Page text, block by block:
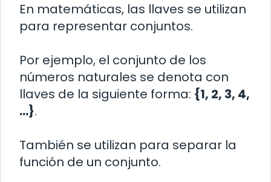
En matemáticas, las llaves se utilizan
para representar conjuntos.
Por ejemplo, el conjunto de los
números naturales se denota con
llaves de la siguiente forma: {1, 2, 3, 4,
…}.
También se utilizan para separar la
función de un conjunto.